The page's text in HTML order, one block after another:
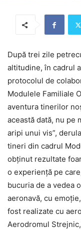
După trei zile
altitudine, în cadrul
protocolul de
Modulele Familiale
aventura tinerilor
această dată, nu pe
aripi unui vis”,
tineri din cadrul
obținut rezultate
o experiență pe
bucuria de a vedea
aeronavă, cu
fost realizate cu
Aerodromul